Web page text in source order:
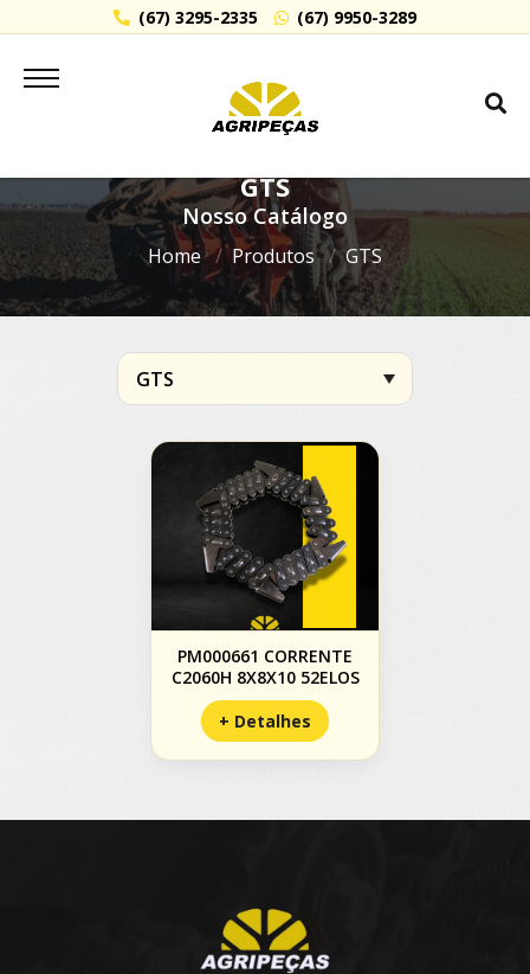
(67) 3295-2335 (67) 9950-3289
GTS
Nosso Catálogo
Home Produtos GTS
PM000661 CORRENTE
C2060H 8X8X10 52ELOS
+ Detalhes